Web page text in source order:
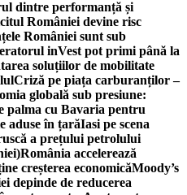
dintre performanță și
României devine risc
României sunt sub
inVest pot primi până la
soluțiilor de mobilitate
Criză pe piața carburanților –
globală sub presiune:
palma cu Bavaria pentru
aduse în țarăIasi pe scena
a prețului petrolului
România accelerează
creșterea economicăMoody’s
depinde de reducerea